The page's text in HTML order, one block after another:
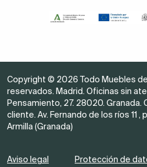
Copyright © 2026 Todo Muebles
reservados. Madrid. Oficinas sin
Pensamiento, 27. 28020. Granada.
cliente. Av. Fernando de los ríos 11 ,
Armilla (Granada)
Aviso legal Protección de